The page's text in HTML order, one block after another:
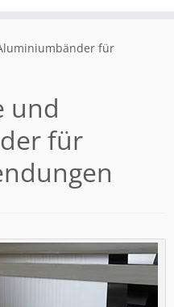
für
und
für